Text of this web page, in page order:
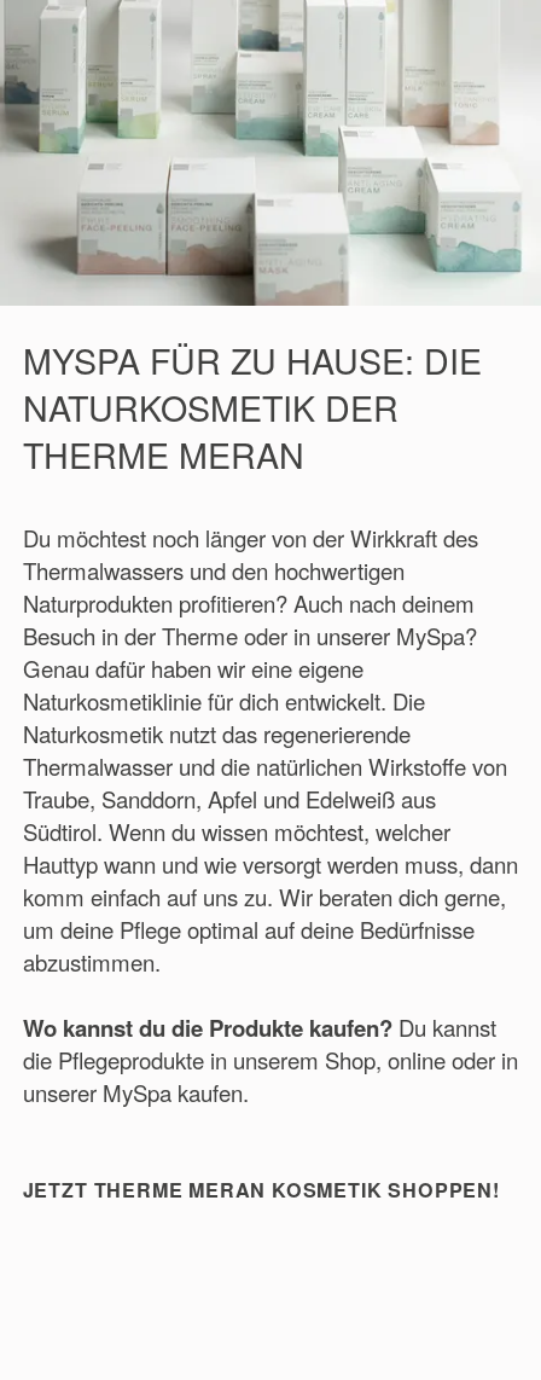
MYSPA FÜR ZU HAUSE: DIE
NATURKOSMETIK DER
THERME MERAN
Du möchtest noch länger von der Wirkkraft des
Thermalwassers und den hochwertigen
Naturprodukten profitieren? Auch nach deinem
Besuch in der Therme oder in unserer MySpa?
Genau dafür haben wir eine eigene
Naturkosmetiklinie für dich entwickelt. Die
Naturkosmetik nutzt das regenerierende
Thermalwasser und die natürlichen Wirkstoffe von
Traube, Sanddorn, Apfel und Edelweiß aus
Südtirol. Wenn du wissen möchtest, welcher
Hauttyp wann und wie versorgt werden muss, dann
komm einfach auf uns zu. Wir beraten dich gerne,
um deine Pflege optimal auf deine Bedürfnisse
abzustimmen.
Wo kannst du die Produkte kaufen?Du kannst
die Pflegeprodukte in unserem Shop, online oder in
unserer MySpa kaufen.
JETZT THERME MERAN KOSMETIK SHOPPEN!